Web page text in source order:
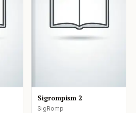
Sigrompism 2
SigRomp